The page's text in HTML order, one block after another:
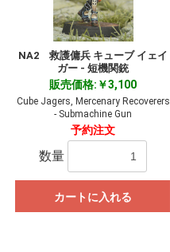
NA2 救護傭兵 キューブ イェイ
ガー - 短機関銃
販売価格:￥3,100
Cube Jagers, Mercenary Recoverers
- Submachine Gun
予約注文
数量
カートに入れる